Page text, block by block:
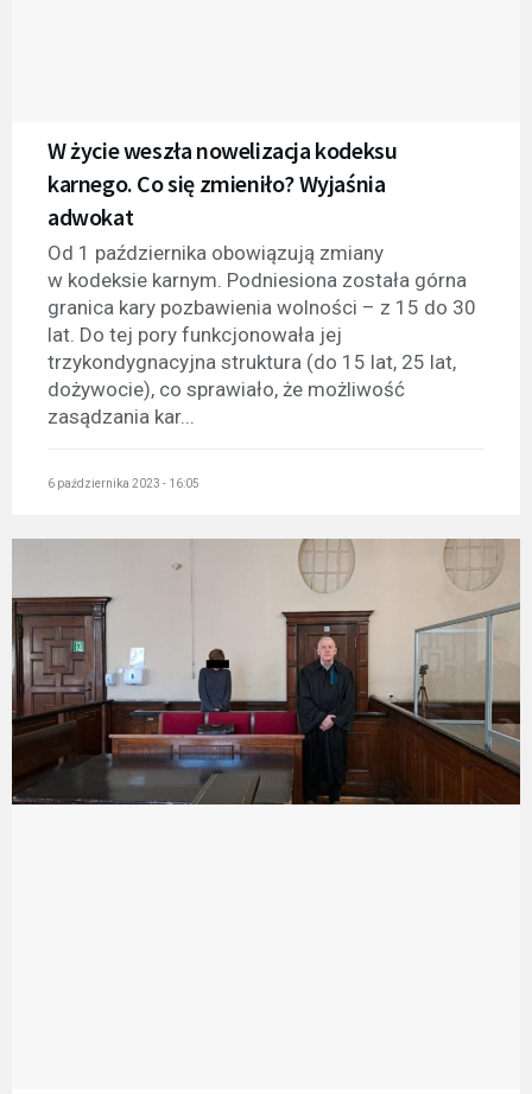
W życie weszła nowelizacja kodeksu
karnego. Co się zmieniło? Wyjaśnia
adwokat
Od 1 października obowiązują zmiany
w kodeksie karnym. Podniesiona została górna
granica kary pozbawienia wolności – z 15 do 30
lat. Do tej pory funkcjonowała jej
trzykondygnacyjna struktura (do 15 lat, 25 lat,
dożywocie), co sprawiało, że możliwość
zasądzania kar...
6 października 2023 - 16:05